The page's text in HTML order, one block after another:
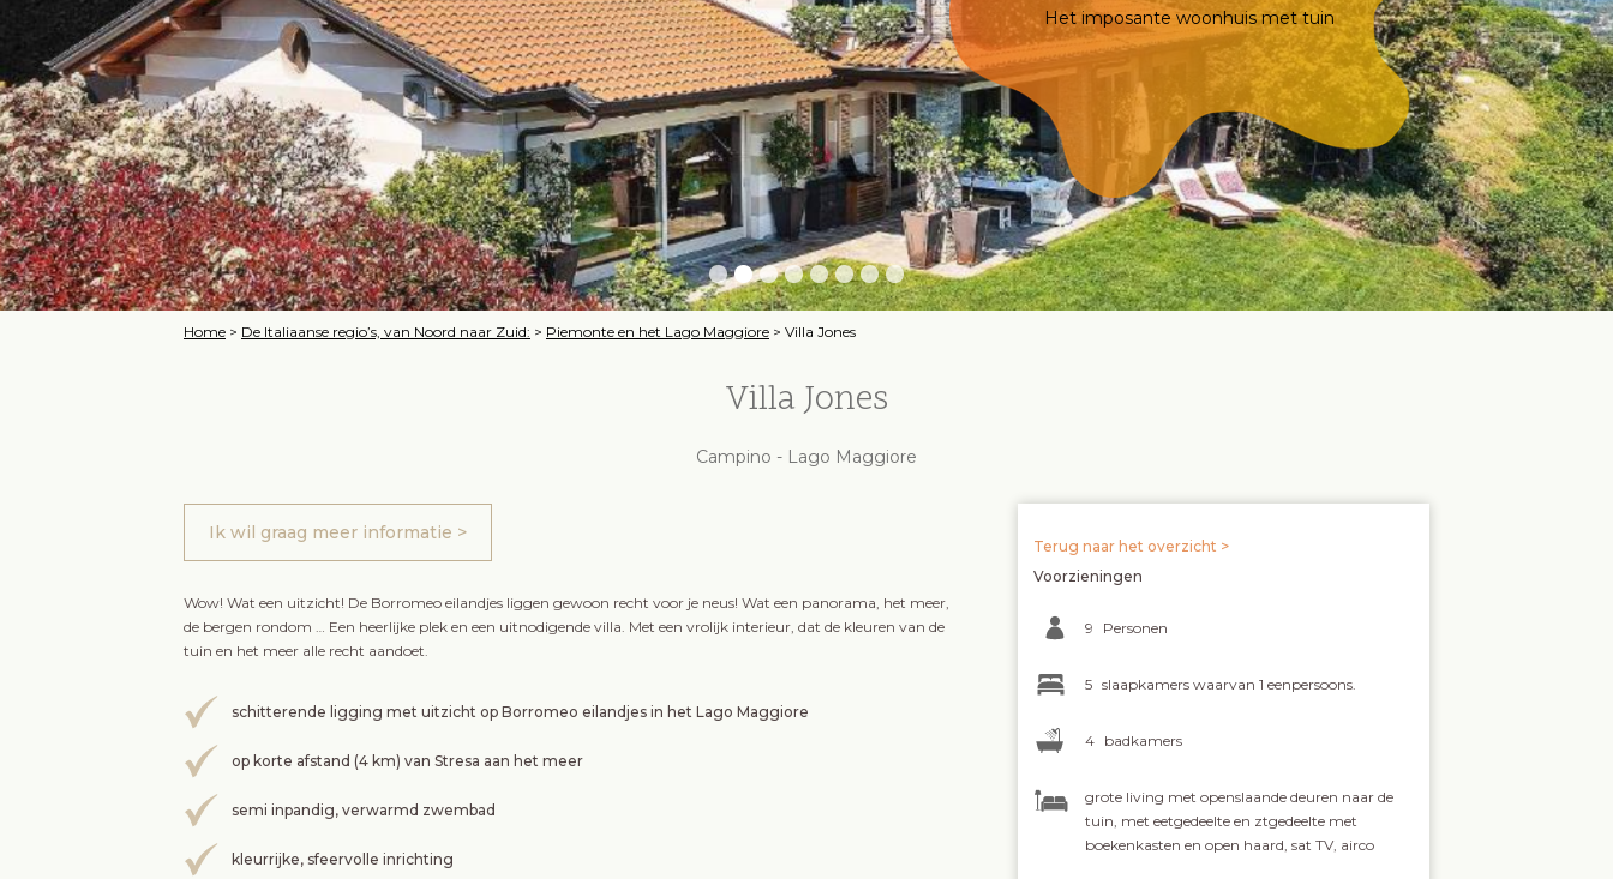
Het imposante woonhuis met tuin
Home > De Italiaanse regio’s, van Noord naar Zuid: > Piemonte en het Lago Maggiore > Villa Jones
Villa Jones
Campino - Lago Maggiore
Ik wil graag meer informatie >
Wow! Wat een uitzicht! De Borromeo eilandjes liggen gewoon recht voor je neus! Wat een panorama, het meer,
de bergen rondom … Een heerlijke plek en een uitnodigende villa. Met een vrolijk interieur, dat de kleuren van de
tuin en het meer alle recht aandoet.
schitterende ligging met uitzicht op Borromeo eilandjes in het Lago Maggiore
op korte afstand (4 km) van Stresa aan het meer
semi inpandig, verwarmd zwembad
kleurrijke, sfeervolle inrichting
Terug naar het overzicht >
Voorzieningen
9 Personen
5 slaapkamers waarvan 1 eenpersoons.
4 badkamers
grote living met openslaande deuren naar de
tuin, met eetgedeelte en ztgedeelte met
boekenkasten en open haard, sat TV, airco